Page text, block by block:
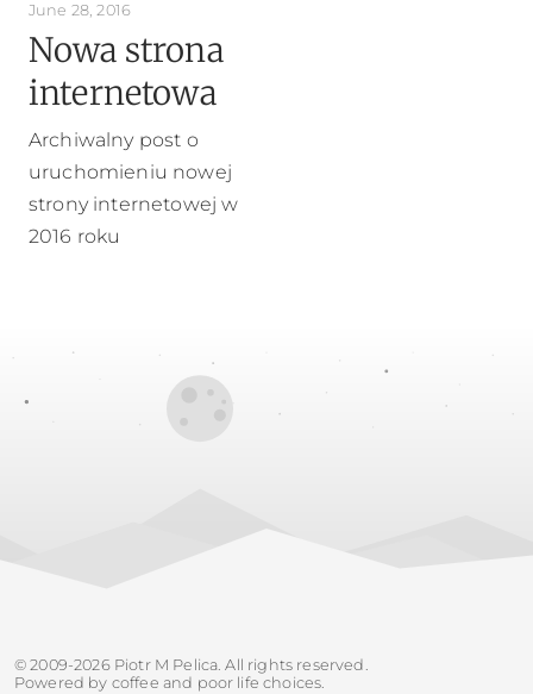
June 28, 2016
Nowa strona
internetowa
Archiwalny post o
uruchomieniu nowej
strony internetowej w
2016 roku
© 2009-2026 Piotr M Pelica. All rights reserved.
Powered by coffee and poor life choices.